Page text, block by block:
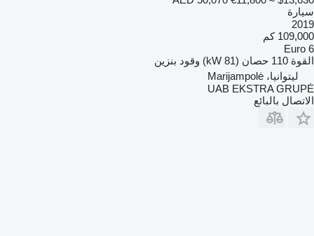
سيارة
2019
109,000 كم
Euro 6
القوة 110 حصان (81 kW) وقود بنزين
ليتوانيا، Marijampolė
UAB EKSTRA GRUPĖ
الاتصال بالبائع